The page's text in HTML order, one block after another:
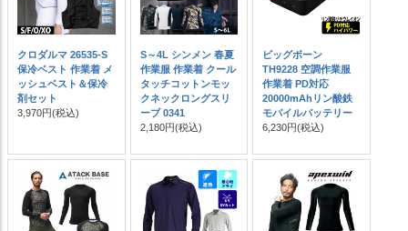
クロダルマ 26535-S
保冷ベスト 作業着 メ
ッシュベスト＆保冷
剤セット
3,970円(税込)
S～4L シンメン 春夏
作業服 作業着 クール
タッチコットンモッ
クネックロングスリ
ーブ 0341
2,180円(税込)
ビッグボーン
TH9228 空調作業服
作業着 PD対応
20000mAhリン酸鉄
モバイルバッテリー
6,230円(税込)